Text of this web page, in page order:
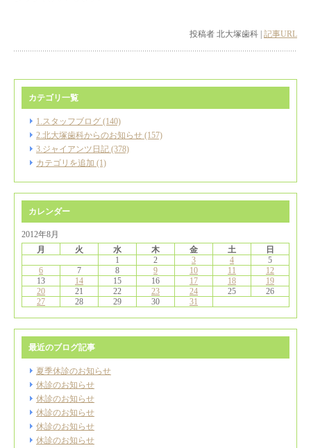
投稿者 北大塚歯科 | 記事URL
カテゴリ一覧
1.スタッフブログ (140)
2.北大塚歯科からのお知らせ (157)
3.ジャイアンツ日記 (378)
カテゴリを追加 (1)
カレンダー
2012年8月
月
火 水 木 金 土
日
1
2 3 4
5
6
7 8 9 10 11
12
13
14 15 16 17 18
19
20
21 22 23 24 25
26
27
28 29 30 31
最近のブログ記事
夏季休診のお知らせ
休診のお知らせ
休診のお知らせ
休診のお知らせ
休診のお知らせ
休診のお知らせ